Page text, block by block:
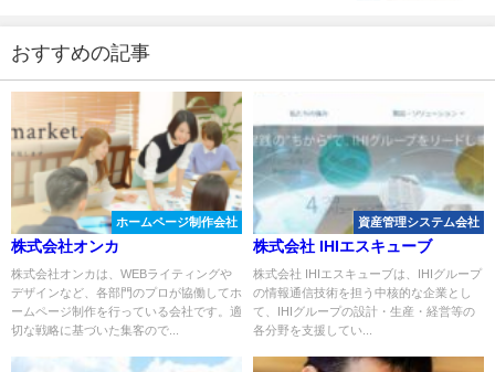
おすすめの記事
ホームページ制作会社
株式会社オンカ
株式会社オンカは、WEBライティングや
デザインなど、各部門のプロが協働してホ
ームページ制作を行っている会社です。適
切な戦略に基づいた集客ので...
資産管理システム会社
株式会社 IHIエスキューブ
株式会社 IHIエスキューブは、IHIグループ
の情報通信技術を担う中核的な企業とし
て、IHIグループの設計・生産・経営等の
各分野を支援してい...